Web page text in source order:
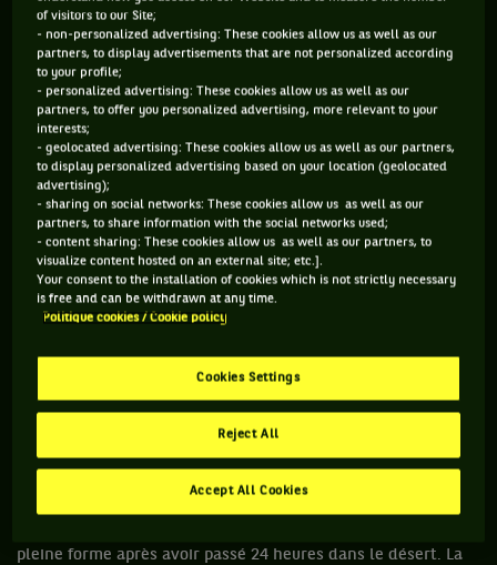
Pas grand-chose à se mettre sous la dent en ce mardi 19
mars 2019, si ce n’est que le tableau du tournoi de Miami est
sorti (avec une éventuelle demi-finale Thiem-Novak Djokovic
au programme). Et qu’un enfant de cinq ans, perdu en
pleine forme après avoir passé 24 heures dans le désert. La
of visitors to our Site;
- non-personalized advertising: These cookies allow us as well as our
partners, to display advertisements that are not personalized according
to your profile;
- personalized advertising: These cookies allow us as well as our
partners, to offer you personalized advertising, more relevant to your
interests;
- geolocated advertising: These cookies allow us as well as our partners,
to display personalized advertising based on your location (geolocated
advertising);
- sharing on social networks: These cookies allow us as well as our
partners, to share information with the social networks used;
- content sharing: These cookies allow us as well as our partners, to
visualize content hosted on an external site; etc.].
Your consent to the installation of cookies which is not strictly necessary
is free and can be withdrawn at any time.
Politique cookies / Cookie policy
Cookies Settings
Reject All
Accept All Cookies